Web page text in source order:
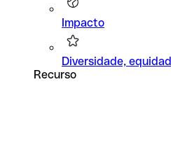
Impacto
Diversidade,
Recurso